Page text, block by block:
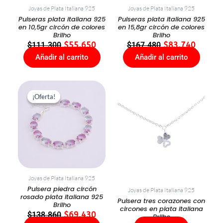
Joyas de Plata Italiana 925
Pulseras plata italiana 925
en 10,5gr circón de colores
Brilho
$111.300 $55.650
Añadir al carrito
Joyas de Plata Italiana 925
Pulseras plata italiana 925
en 15,8gr circón de colores
Brilho
$167.480 $83.740
Añadir al carrito
¡Oferta!
¡Oferta!
Joyas de Plata Italiana 925
Pulsera piedra circón
rosado plata italiana 925
Brilho
$138.860
original
$138.860.
$69.430
El
actual
Joyas de Plata Italiana 925
Pulsera tres corazones con
circones en plata italiana
Brilho